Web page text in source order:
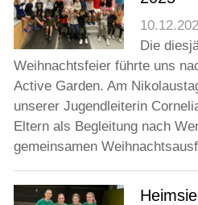
Die
Weihnachtsfeier führte uns
Active Garden. Am
unserer Jugendleiterin
Eltern als Begleitung nach
gemeinsamen